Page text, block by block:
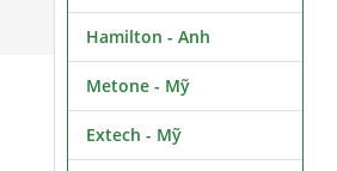
Hamilton - Anh
Metone - Mỹ
Extech - Mỹ